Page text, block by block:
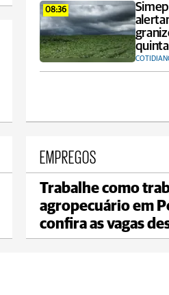
08:36
Reserva
max
EMPREGOS
Trabalhe como
agropecuário em
confira as vagas